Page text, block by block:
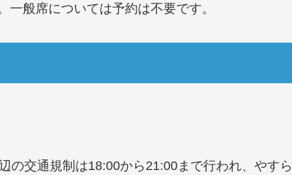
般席については予約は不要です。
の交通規制は18:00から21:00まで行われ、やすら